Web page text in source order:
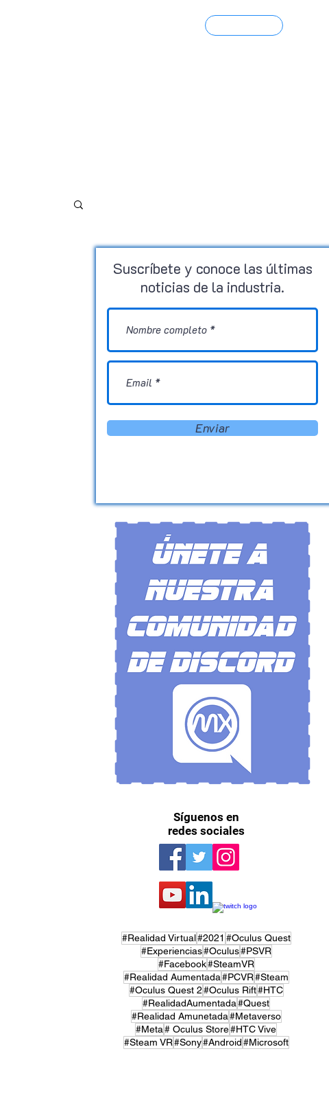
#Realidad Virtual#2021 #Oculus Quest
#Experiencias#Oculus#PSVR
#Facebook#SteamVR
#Realidad Aumentada#PCVR#Steam
#Oculus Quest 2#Oculus Rift#HTC
#RealidadAumentada#Quest
#Realidad Amunetada#Metaverso
#Meta# Oculus Store#HTC Vive
#Steam VR#Sony#Android#Microsoft
Síguenos en
redes sociales
Suscríbete y conoce las últimas
noticias de la industria.
Enviar